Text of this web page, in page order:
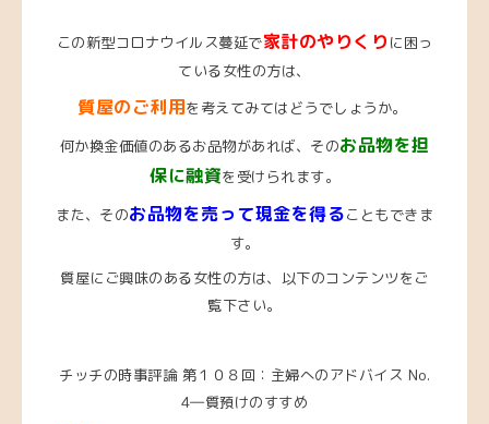
この新型コロナウイルス蔓延で家計のやりくり に困っ
ている女性の方は、
質屋のご利用を考えてみてはどうでしょうか。
何か換金価値のあるお品物があれば、そのお品物を担
保に融資を受けられます。
また、そのお品物を売って現金を得ることもできま
す。
質屋にご興味のある女性の方は、 以下のコンテンツをご
覧下さい。
チッチの時事評論 第１０８回：主婦へのアドバイス No.
4―質預けのすすめ